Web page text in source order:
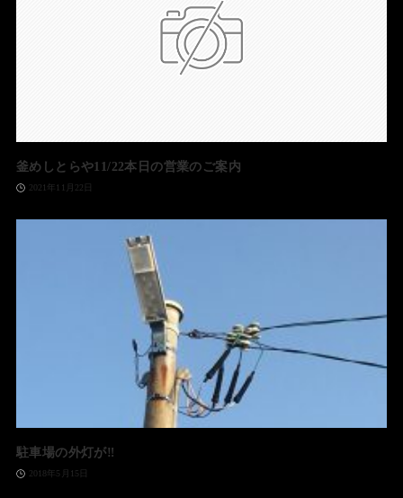
釜めしとらや11/22本日の営業のご案内
2021年11月22日
駐車場の外灯が‼️
2018年5月15日